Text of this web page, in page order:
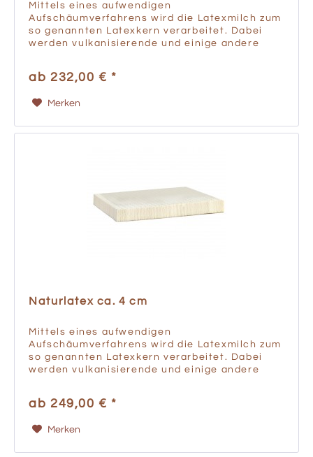
Mittels eines aufwendigen
Aufschäumverfahrens wird die Latexmilch zum
so genannten Latexkern verarbeitet. Dabei
werden vulkanisierende und einige andere
ab 232,00 € *
Merken
Naturlatex ca. 4 cm
Mittels eines aufwendigen
Aufschäumverfahrens wird die Latexmilch zum
so genannten Latexkern verarbeitet. Dabei
werden vulkanisierende und einige andere
ab 249,00 € *
Merken